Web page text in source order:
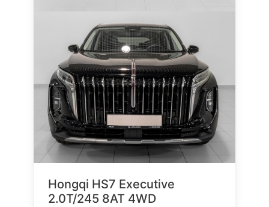
Hongqi HS7 Executive
2.0T/245 8AT 4WD